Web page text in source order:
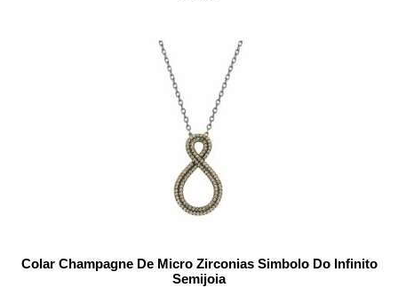
Colar Champagne De Micro Zirconias Simbolo Do Infinito
Semijoia